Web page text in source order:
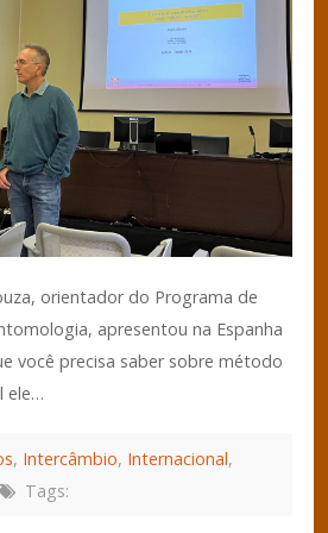
orientador do Programa de
apresentou na Espanha
você precisa saber sobre método
ele…
, Intercâmbio, Internacional,
Tags: